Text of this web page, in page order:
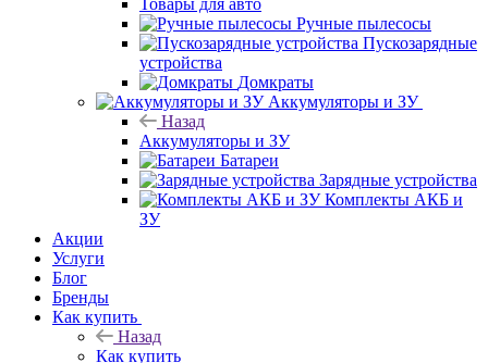
Товары для авто
Ручные пылесосы
Пускозарядные
устройства
Домкраты
Аккумуляторы и ЗУ
Назад
Аккумуляторы и ЗУ
Батареи
Зарядные устройства
Комплекты АКБ и
ЗУ
Акции
Услуги
Блог
Бренды
Как купить
Назад
Как купить